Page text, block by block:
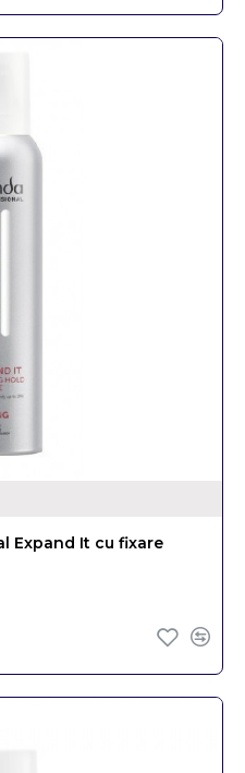
Expand It cu fixare